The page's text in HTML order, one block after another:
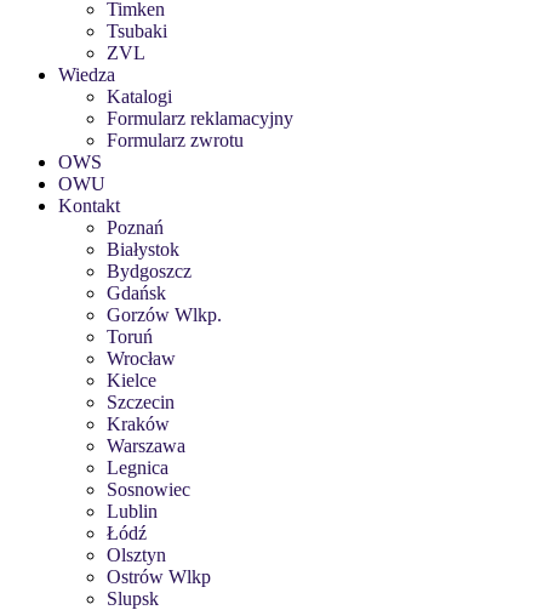
Timken
Tsubaki
ZVL
Wiedza
Katalogi
Formularz reklamacyjny
Formularz zwrotu
OWS
OWU
Kontakt
Poznań
Białystok
Bydgoszcz
Gdańsk
Gorzów Wlkp.
Toruń
Wrocław
Kielce
Szczecin
Kraków
Warszawa
Legnica
Sosnowiec
Lublin
Łódź
Olsztyn
Ostrów Wlkp
Slupsk